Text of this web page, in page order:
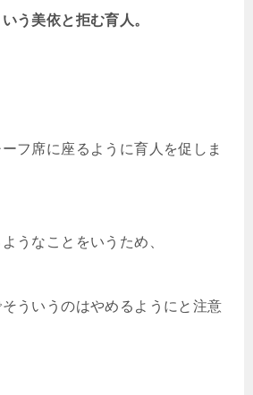
う美依と拒む育人。
フ席に座るように育人を促しま
うなことをいうため、
ういうのはやめるようにと注意